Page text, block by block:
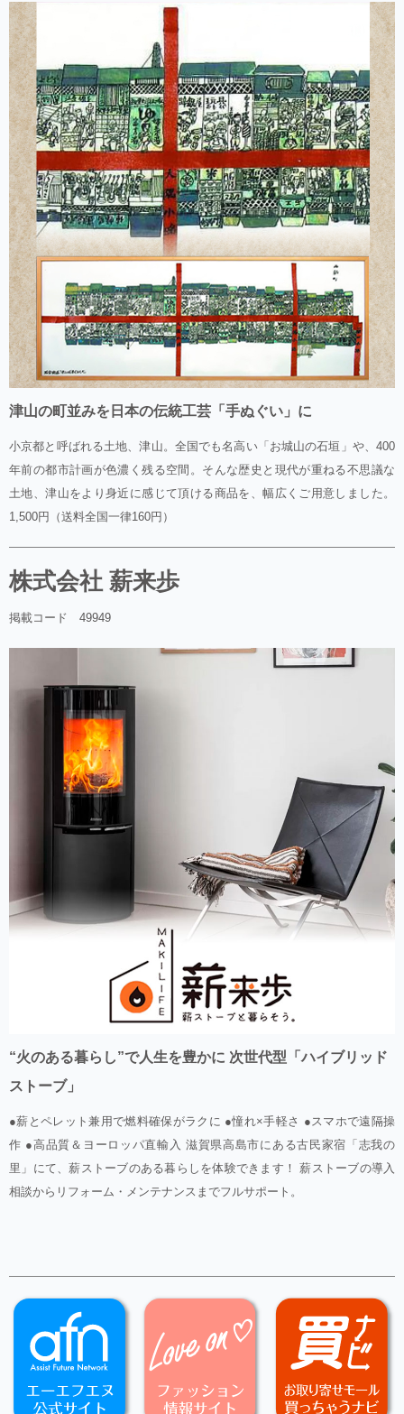
津山の町並みを日本の伝統工芸「手ぬぐい」に
小京都と呼ばれる土地、津山。全国でも名高い「お城山の石垣」や、400
年前の都市計画が色濃く残る空間。そんな歴史と現代が重ねる不思議な
土地、津山をより身近に感じて頂ける商品を、幅広くご用意しました。
1,500円（送料全国一律160円）
株式会社 薪来歩
掲載コード 49949
“火のある暮らし”で人生を豊かに 次世代型「ハイブリッド
ストーブ」
●薪とペレット兼用で燃料確保がラクに ●憧れ×手軽さ ●スマホで遠隔操
作 ●高品質＆ヨーロッパ直輸入 滋賀県高島市にある古民家宿「志我の
里」にて、薪ストーブのある暮らしを体験できます！ 薪ストーブの導入
相談からリフォーム・メンテナンスまでフルサポート。